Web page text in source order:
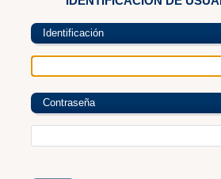
Identificación
Contraseña